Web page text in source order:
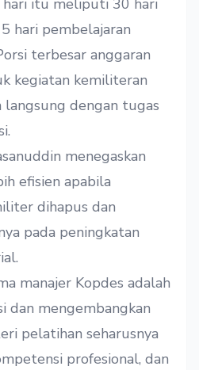
itu meliputi 30 hari
hari pembelajaran
terbesar anggaran
kegiatan kemiliteran
dengan tugas
menegaskan
efisien apabila
dihapus dan
pada peningkatan
manajer Kopdes adalah
dan mengembangkan
pelatihan seharusnya
profesional, dan